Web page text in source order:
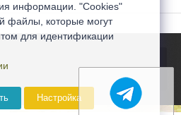
информации. "Cookies"
файлы, которые могут
для идентификации
Настройка